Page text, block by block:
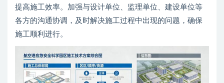
提高施工效率。加强与设计单位、监理单位、建设单位等
各方的沟通协调，及时解决施工过程中出现的问题，确保
施工顺利进行。